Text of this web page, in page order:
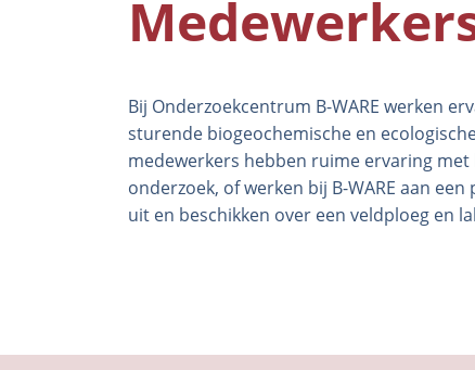
Bij Onderzoekcentrum B-WARE werken
sturende biogeochemische en
medewerkers hebben ruime ervaring
onderzoek, of werken bij B-WARE aan
uit en beschikken over een veldploeg en